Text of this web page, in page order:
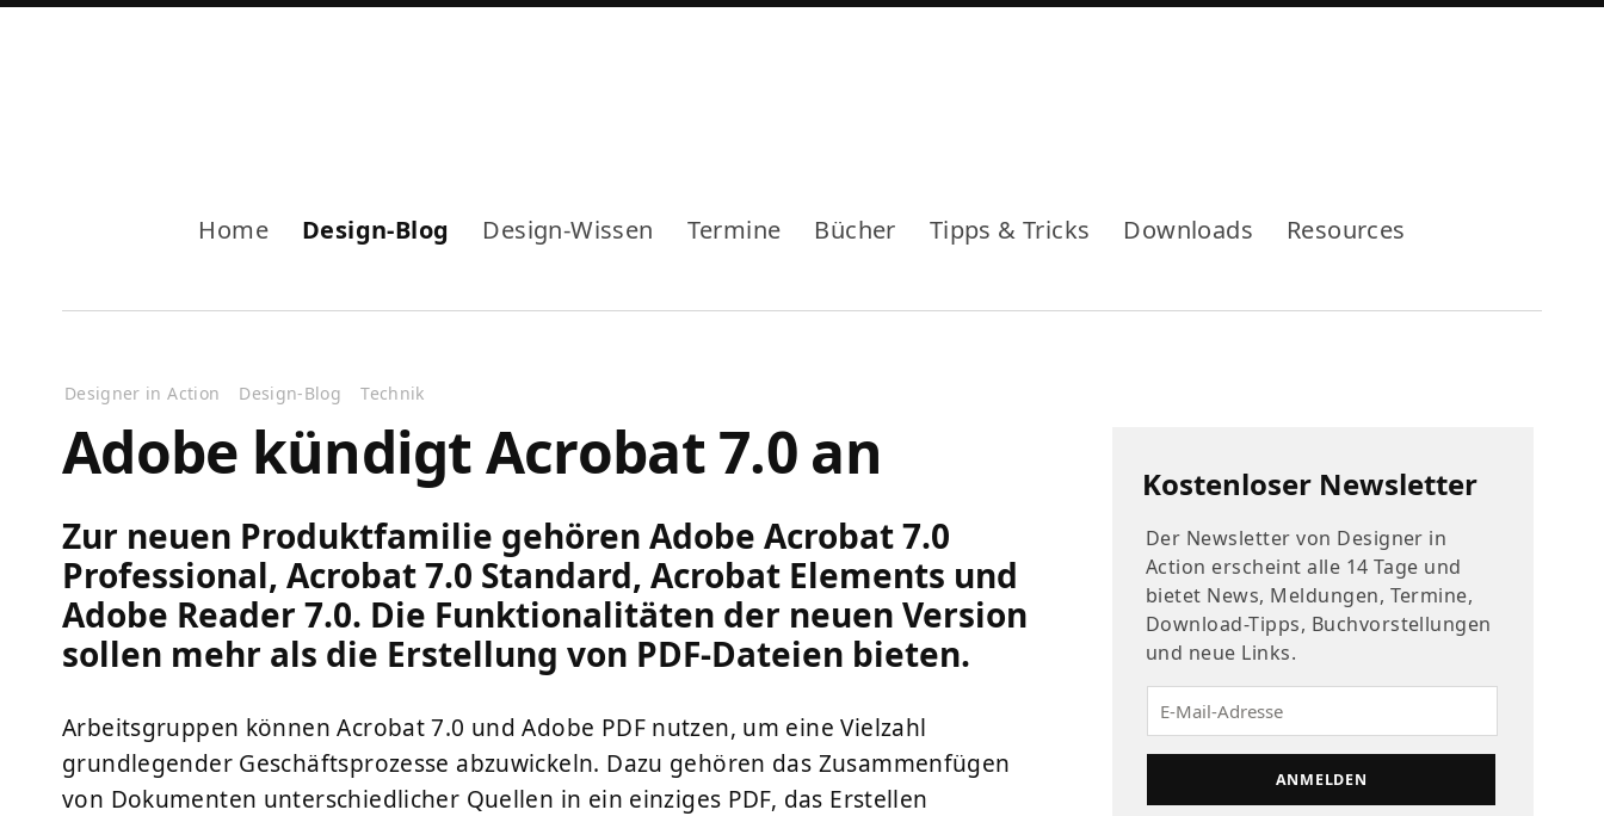
Home Design-Blog Design-Wissen Termine Bücher Tipps & Tricks Downloads Resources
Designer in Action Design-Blog Technik
Adobe kündigt Acrobat 7.0 an
Zur neuen Produktfamilie gehören Adobe Acrobat 7.0
Professional, Acrobat 7.0 Standard, Acrobat Elements und
Adobe Reader 7.0. Die Funktionalitäten der neuen Version
sollen mehr als die Erstellung von PDF-Dateien bieten.
Arbeitsgruppen können Acrobat 7.0 und Adobe PDF nutzen, um eine Vielzahl
grundlegender Geschäftsprozesse abzuwickeln. Dazu gehören das Zusammenfügen
von Dokumenten unterschiedlicher Quellen in ein einziges PDF, das Erstellen
Kostenloser Newsletter
Der Newsletter von Designer in
Action erscheint alle 14 Tage und
bietet News, Meldungen, Termine,
Download-Tipps, Buchvorstellungen
und neue Links.